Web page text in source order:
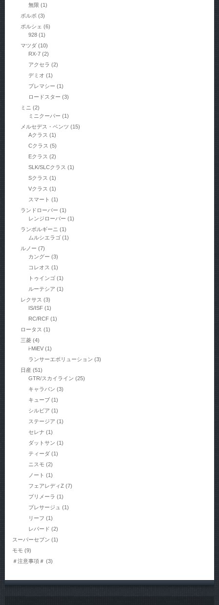
無限 (1)
ボルボ(3)
ポルシェ (6)
928 (1)
マツダ(10)
RX-7 (2)
アクセラ (2)
デミオ (1)
プレマシー (1)
ロードスター (3)
ミニ (2)
ミニクーパー (1)
メルセデス・ベンツ (15)
Aクラス (1)
Cクラス (5)
Eクラス (2)
SLK/SLCクラス (1)
Sクラス (1)
Vクラス (1)
スマート (1)
ランドローバー (1)
レンジローバー (1)
ランボルギーニ (1)
ムルシエラゴ (1)
ルノー (7)
カングー (3)
コレオス (1)
トゥインゴ (1)
ルーテシア (1)
レクサス (3)
IS/ISF (1)
RC/RCF (1)
ロータス (1)
三菱(4)
i-MiEV (1)
ランサーエボリューション (3)
日産 (51)
GTR/スカイライン (25)
キャラバン (3)
キューブ (1)
シルビア (1)
ステージア (1)
セレナ (1)
ダットサン (1)
ティーダ (1)
ニスモ (2)
ノート (1)
フェアレディZ (7)
プリメーラ (1)
プレサージュ (1)
リーフ (1)
レパード (2)
スーパーセブン (1)
モモ (9)
＃注意事項＃ (3)